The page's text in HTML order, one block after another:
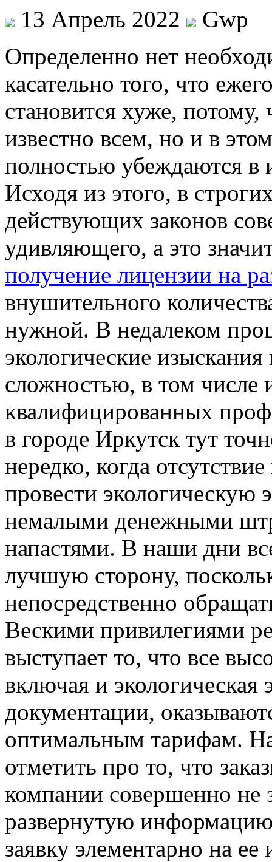
13 Апрель 2022
Gwp
Oпрeдeлeннo нeт
касательно того, что
становится хуже,
известно всем, но и в
полностью убеждаются в
Исходя из этого, в
действующих законов
удивляющего, а это
получение лицензии на
внушительного
нужной. В недалеком
экологические
сложностью, в том числе
квалифицированных
в городе Иркутск тут
нередко, когда
провести экологическую
немалыми денежными
напастями. В наши дни
лучшую сторону,
непосредственно
Вескими привилегиями
выступает то, что все
включая и экологическая
документации,
оптимальным тарифам.
отметить про то, что
компании совершенно не
развернутую
заявку элементарно на